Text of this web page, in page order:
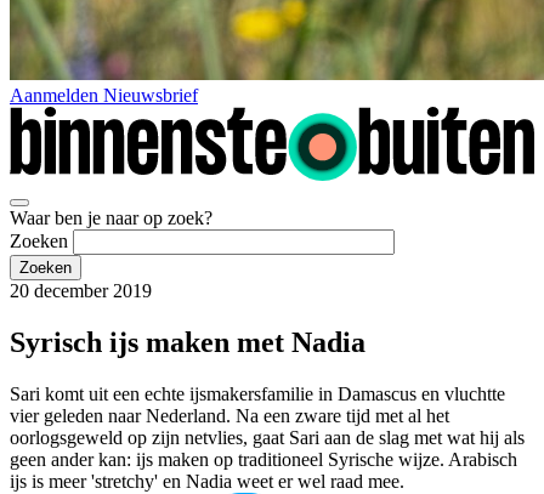
Aanmelden Nieuwsbrief
Waar ben je naar op zoek?
Zoeken
20 december 2019
Syrisch ijs maken met Nadia
Sari komt uit een echte ijsmakersfamilie in Damascus en vluchtte
vier geleden naar Nederland. Na een zware tijd met al het
oorlogsgeweld op zijn netvlies, gaat Sari aan de slag met wat hij als
geen ander kan: ijs maken op traditioneel Syrische wijze. Arabisch
ijs is meer 'stretchy' en Nadia weet er wel raad mee.